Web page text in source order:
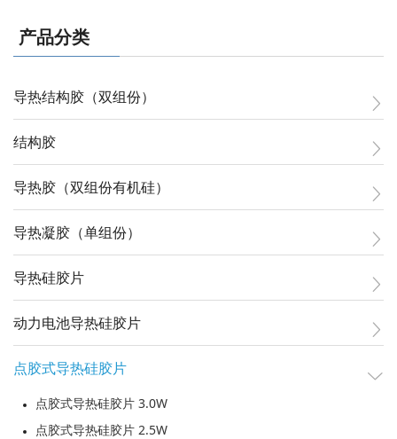
产品分类
导热结构胶（双组份）
结构胶
导热胶（双组份有机硅）
导热凝胶（单组份）
导热硅胶片
动力电池导热硅胶片
点胶式导热硅胶片
点胶式导热硅胶片 3.0W
点胶式导热硅胶片 2.5W